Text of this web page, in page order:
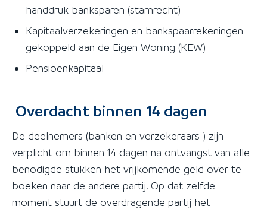
handdruk banksparen (stamrecht)
Kapitaalverzekeringen en bankspaarrekeningen
gekoppeld aan de Eigen Woning (KEW)
Pensioenkapitaal
Overdacht binnen 14 dagen
De deelnemers (banken en verzekeraars ) zijn
verplicht om binnen 14 dagen na ontvangst van alle
benodigde stukken het vrijkomende geld over te
boeken naar de andere partij. Op dat zelfde
moment stuurt de overdragende partij het